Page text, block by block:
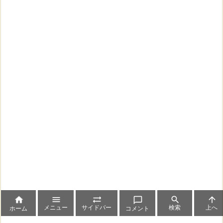

ホーム

メニュー

サイドバー

コメント

検索

上へ